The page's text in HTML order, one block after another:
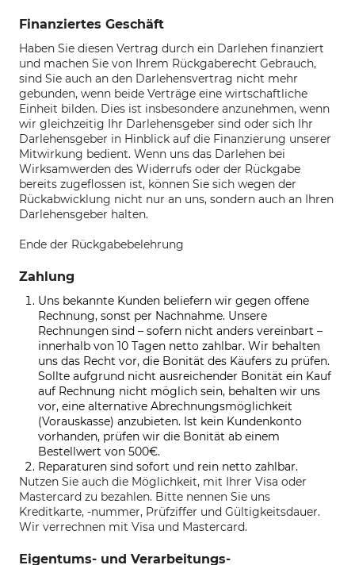
Finanziertes Geschäft
Haben Sie diesen Vertrag durch ein Darlehen finanziert
und machen Sie von Ihrem Rückgaberecht Gebrauch,
sind Sie auch an den Darlehensvertrag nicht mehr
gebunden, wenn beide Verträge eine wirtschaftliche
Einheit bilden. Dies ist insbesondere anzunehmen, wenn
wir gleichzeitig Ihr Darlehensgeber sind oder sich Ihr
Darlehensgeber in Hinblick auf die Finanzierung unserer
Mitwirkung bedient. Wenn uns das Darlehen bei
Wirksamwerden des Widerrufs oder der Rückgabe
bereits zugeflossen ist, können Sie sich wegen der
Rückabwicklung nicht nur an uns, sondern auch an Ihren
Darlehensgeber halten.
Ende der Rückgabebelehrung
Zahlung
Uns bekannte Kunden beliefern wir gegen offene
Rechnung, sonst per Nachnahme. Unsere
Rechnungen sind – sofern nicht anders vereinbart –
innerhalb von 10 Tagen netto zahlbar. Wir behalten
uns das Recht vor, die Bonität des Käufers zu prüfen.
Sollte aufgrund nicht ausreichender Bonität ein Kauf
auf Rechnung nicht möglich sein, behalten wir uns
vor, eine alternative Abrechnungsmöglichkeit
(Vorauskasse) anzubieten. Ist kein Kundenkonto
vorhanden, prüfen wir die Bonität ab einem
Bestellwert von 500€.
Reparaturen sind sofort und rein netto zahlbar.
Nutzen Sie auch die Möglichkeit, mit Ihrer Visa oder
Mastercard zu bezahlen. Bitte nennen Sie uns
Kreditkarte, -nummer, Prüfziffer und Gültigkeitsdauer.
Wir verrechnen mit Visa und Mastercard.
Eigentums- und Verarbeitungs-